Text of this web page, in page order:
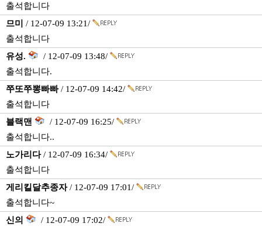
출석합니다
므미
/ 12-07-09 13:21/
출석합니다
유성.
/ 12-07-09 13:48/
출석합니다.
쭈또쭈뽕빠빠/ 12-07-09 14:42/
출석합니다
블랙맨
/ 12-07-09 16:25/
출석합니다..
노가리다/ 12-07-09 16:34/
출석합니다
게리킬달추종자/ 12-07-09 17:01/
출석합니다~
신의
/ 12-07-09 17:02/